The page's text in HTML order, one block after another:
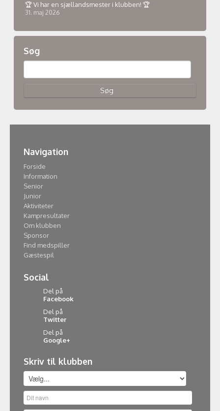
🏆 Vi har en sjællandsmester i klubben! 🏆
31. maj 2026
Søg
Navigation
Forside
Information
Senior
Junior
Aktiviteter
Kampresultater
Om klubben
Sponsor
Find medspiller
Gæstespil
Social
Del på
Facebook
Del på
Twitter
Del på
Google+
Skriv til klubben